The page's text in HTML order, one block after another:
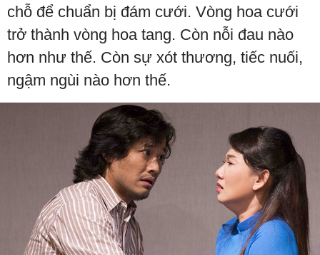
chỗ để chuẩn bị đám cưới. Vòng hoa cưới
trở thành vòng hoa tang. Còn nỗi đau nào
hơn như thế. Còn sự xót thương, tiếc nuối,
ngậm ngùi nào hơn thế.